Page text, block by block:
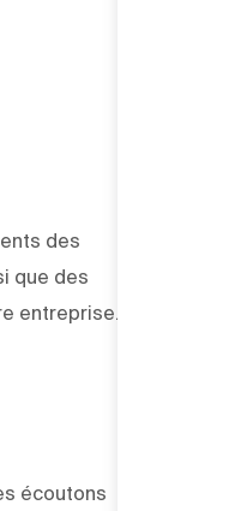
des
que des
entreprise.
écoutons